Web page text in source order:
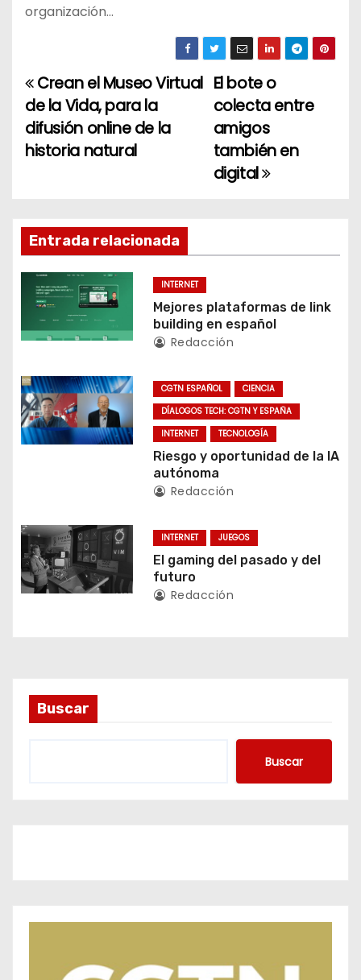
organización…
N
a
v
g
a
c
i
n
d
n
t
r
a
s
El bote o
colecta entre
amigos
también en
digital
Crean el Museo Virtual
de la Vida, para la
difusión online de la
historia natural
Entrada relacionada
INTERNET
Mejores plataformas de link
building en español
Redacción
CGTN ESPAÑOL
CIENCIA
DÍALOGOS TECH: CGTN Y ESPAÑA
INTERNET
TECNOLOGÍA
Riesgo y oportunidad de la IA
autónoma
Redacción
INTERNET JUEGOS
El gaming del pasado y del
futuro
Redacción
Buscar
Buscar